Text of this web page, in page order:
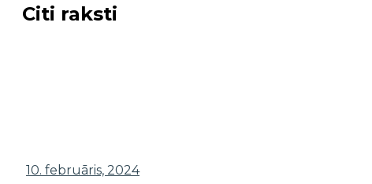
Citi raksti
10. februāris, 2024